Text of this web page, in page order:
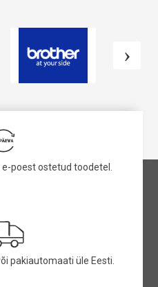
poest ostetud toodetel.
pakiautomaati üle Eesti.